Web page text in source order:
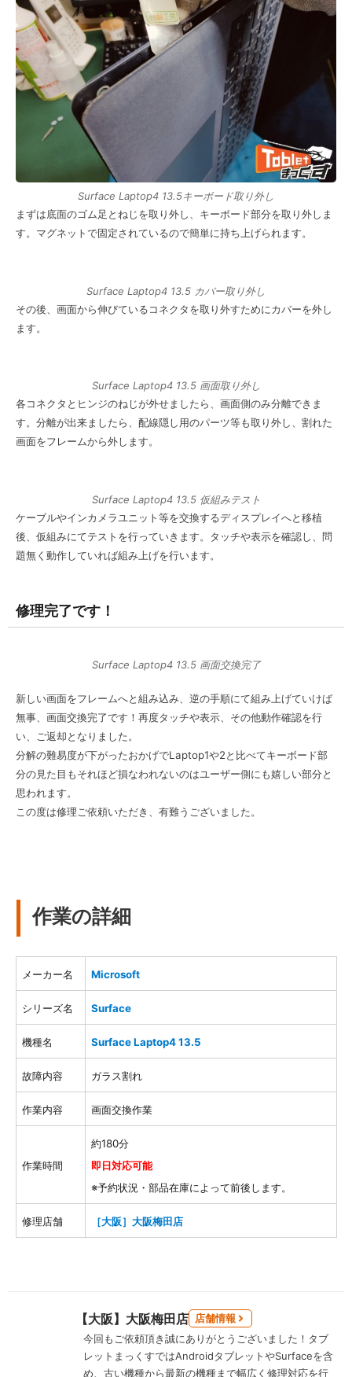
Surface Laptop4 13.5キーボード取り外し
まずは底面のゴム足とねじを取り外し、キーボード部分を取り外しま
す。マグネットで固定されているので簡単に持ち上げられます。
Surface Laptop4 13.5 カバー取り外し
その後、画面から伸びているコネクタを取り外すためにカバーを外し
ます。
Surface Laptop4 13.5 画面取り外し
各コネクタとヒンジのねじが外せましたら、画面側のみ分離できま
す。分離が出来ましたら、配線隠し用のパーツ等も取り外し、割れた
画面をフレームから外します。
Surface Laptop4 13.5 仮組みテスト
ケーブルやインカメラユニット等を交換するディスプレイへと移植
後、仮組みにてテストを行っていきます。タッチや表示を確認し、問
題無く動作していれば組み上げを行います。
修理完了です！
Surface Laptop4 13.5 画面交換完了
新しい画面をフレームへと組み込み、逆の手順にて組み上げていけば
無事、画面交換完了です！再度タッチや表示、その他動作確認を行
い、ご返却となりました。
分解の難易度が下がったおかげでLaptop1や2と比べてキーボード部
分の見た目もそれほど損なわれないのはユーザー側にも嬉しい部分と
思われます。
この度は修理ご依頼いただき、有難うございました。
作業の詳細
メーカー名 Microsoft
シリーズ名 Surface
機種名 Surface Laptop4 13.5
故障内容 ガラス割れ
作業内容 画面交換作業
作業時間
約180分
即日対応可能
※予約状況・部品在庫によって前後します。
修理店舗 ［大阪］大阪梅田店
【大阪】大阪梅田店
店舗情報
今回もご依頼頂き誠にありがとうございました！タブ
レットまっくすではAndroidタブレットやSurfaceを含
め、古い機種から最新の機種まで幅広く修理対応を行